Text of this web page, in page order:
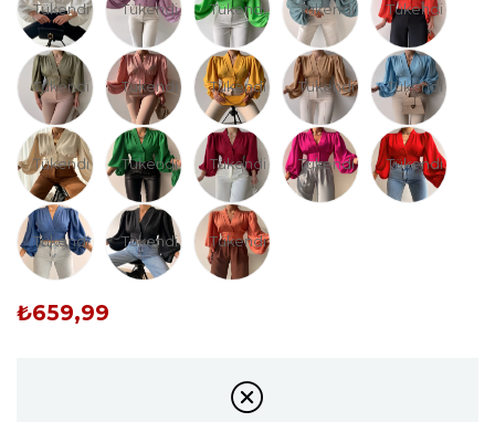
Tükendi Tükendi Tükendi Tükendi Tükendi
Tükendi Tükendi Tükendi Tükendi Tükendi
Tükendi Tükendi Tükendi Tükendi Tükendi
Tükendi Tükendi Tükendi
₺659,99